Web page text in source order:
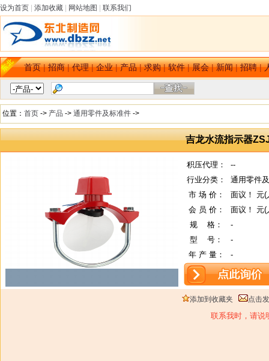
设为首页 添加收藏 网站地图 联系我们
首页|招商|代理|企业|产品|求购|软件|展会|新闻|招聘|
位置： 首页 -> 产品 -> 通用零件及标准件 ->
吉龙水流指示器
积压代理：
--
行业分类：
通用零件
市 场 价：
面议！ 元(
会 员 价：
面议！ 元(
规
格：
-
型
号：
-
年 产 量：
-
添加到收藏夹 点击
联系我时，请说